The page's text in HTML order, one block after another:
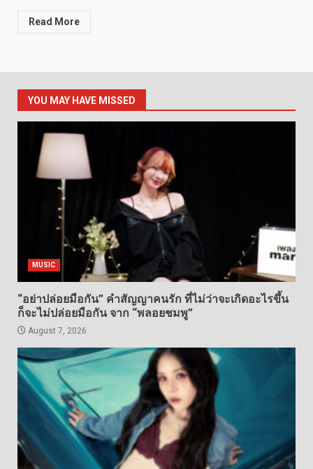
Read More
YOU MAY HAVE MISSED
MUSIC
“อย่าปล่อยมือกัน” คำสัญญาคนรัก ที่ไม่ว่าจะเกิดอะไรขึ้น
ก็จะไม่ปล่อยมือกัน จาก “พลอยชมพู”
August 7, 2026